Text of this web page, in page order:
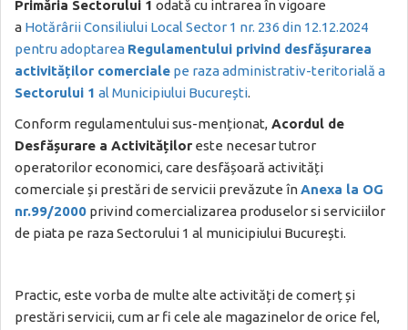
Primăria Sectorului 1 odată cu intrarea în vigoare
a Hotărârii Consiliului Local Sector 1 nr. 236 din 12.12.2024
pentru adoptarea Regulamentului privind desfășurarea
activităților comerciale pe raza administrativ-teritorială a
Sectorului 1 al Municipiului București.
Conform regulamentului sus-menționat, Acordul de
Desfășurare a Activităților este necesar tutror
operatorilor economici, care desfășoară activități
comerciale și prestări de servicii prevăzute înAnexa la OG
nr.99/2000 privind comercializarea produselor si serviciilor
de piata pe raza Sectorului 1 al municipiului București.
Practic, este vorba de multe alte activități de comerț și
prestări servicii, cum ar fi cele ale magazinelor de orice fel,